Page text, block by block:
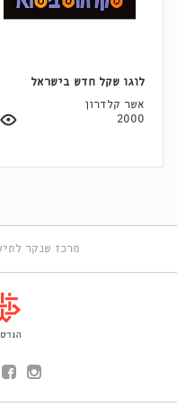
לוגו שקל חדש בישראל
אשר קלדרון
2000
מרכז שנקר